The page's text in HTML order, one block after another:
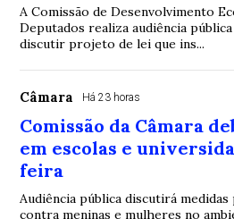
A Comissão de Desenvolvimento
Deputados realiza audiência
discutir projeto de lei que ins...
Câmara Há 23 horas
Comissão da Câmara
em escolas e
feira
Audiência pública discutirá
contra meninas e mulheres no